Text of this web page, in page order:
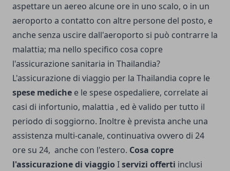
aspettare un aereo alcune ore in uno scalo, o in un
aeroporto a contatto con altre persone del posto, e
anche senza uscire dall'aeroporto si può contrarre la
malattia; ma nello specifico cosa copre
l'assicurazione sanitaria in Thailandia?
L'assicurazione di viaggio per la Thailandia copre le
spese mediche e le spese ospedaliere, correlate ai
casi di infortunio, malattia , ed è valido per tutto il
periodo di soggiorno. Inoltre è prevista anche una
assistenza multi-canale, continuativa ovvero di 24
ore su 24, anche con l'estero. Cosa copre
l'assicurazione di viaggio Iservizi offerti inclusi